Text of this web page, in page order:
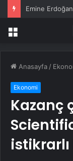
Emine
Menü
Anasayfa /
Ekonomi
Kazanç